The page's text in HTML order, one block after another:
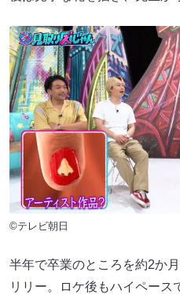
©テレビ朝日
半年で卒業のところを約2か
リリー。ロケ後もハイペース